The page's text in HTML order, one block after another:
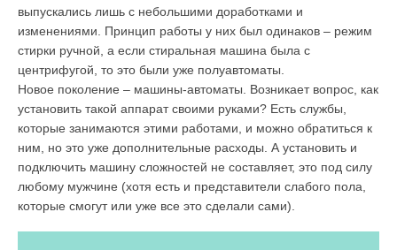
выпускались лишь с небольшими доработками и
изменениями. Принцип работы у них был одинаков – режим
стирки ручной, а если стиральная машина была с
центрифугой, то это были уже полуавтоматы.
Новое поколение – машины-автоматы. Возникает вопрос, как
установить такой аппарат своими руками? Есть службы,
которые занимаются этими работами, и можно обратиться к
ним, но это уже дополнительные расходы. А установить и
подключить машину сложностей не составляет, это под силу
любому мужчине (хотя есть и представители слабого пола,
которые смогут или уже все это сделали сами).